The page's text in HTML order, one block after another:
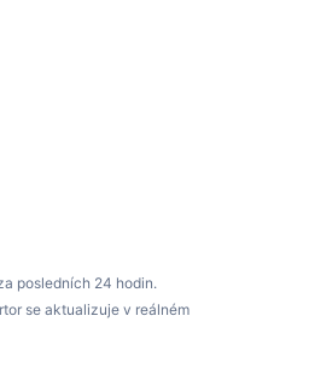
posledních 24 hodin.
se aktualizuje v reálném